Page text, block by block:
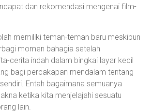
dan rekomendasi mengenai film-
memiliki teman-teman baru meskipun
momen bahagia setelah
cerita indah dalam bingkai layar kecil
bagi percakapan mendalam tentang
Entah bagaimana semuanya
ketika kita menjelajahi sesuatu
lain.